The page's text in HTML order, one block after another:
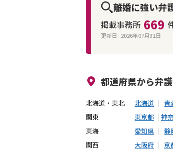
離婚に強い弁
掲載事務所 669
更新日 : 2026年07月31日
都道府県から弁
北海道・東北 北海道 青
関東
東京都 神
東海
愛知県 静
関西
大阪府 京